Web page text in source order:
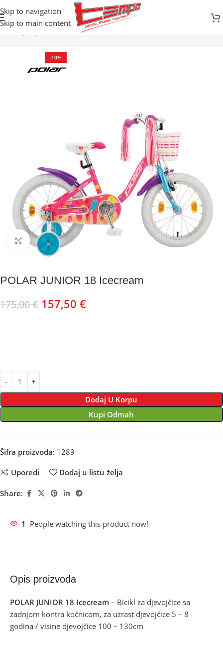
Skip to navigation
Skip to main content
DJEČIJI BICIKLI / BALANS
-10%
Kliknite za uvećanje
POLAR JUNIOR 18 Icecream
175,00€ 157,50 €
Dodaj U Korpu
Kupi Odmah
Šifra proizvoda: 1289
Uporedi Dodaj u listu želja
Share:
1 People watching this product now!
Opis proizvoda
POLAR JUNIOR 18 Icecream – Bicikl za djevojčice sa
zadnjom kontra kočnicom, za uzrast djevojčice 5 – 8
godina / visine djevojčice 100 – 130cm